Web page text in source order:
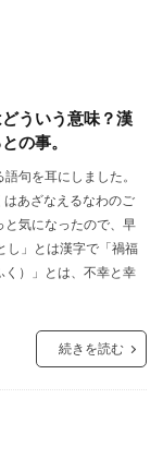
ういう意味？漢
の事。
句を耳にしました。
はあざなえるなわのご
と気になったので、早
し」とは漢字で「禍福
く）」とは、不幸と幸
続きを読む